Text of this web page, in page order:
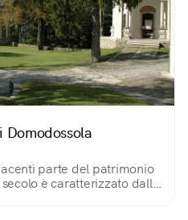
Domodossola
parte del patrimonio
è caratterizzato dalla